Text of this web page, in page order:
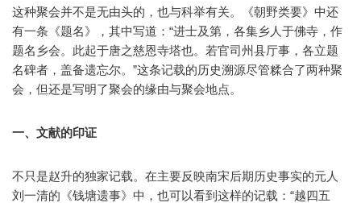
这种聚会并不是无由头的，也与科举有关。《朝野类要》中还
有一条《题名》，其中写道：“进士及第，各集乡人于佛寺，作
题名乡会。此起于唐之慈恩寺塔也。若官司州县厅事，各立题
名碑者，盖备遗忘尔。”这条记载的历史溯源尽管糅合了两种聚
会，但还是写明了聚会的缘由与聚会地点。
一、文献的印证
不只是赵升的独家记载。在主要反映南宋后期历史事实的元人
刘一清的《钱塘遗事》中，也可以看到这样的记载：“越四五